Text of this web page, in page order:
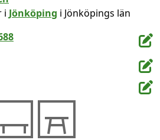
i Jönköping i Jönköpings län